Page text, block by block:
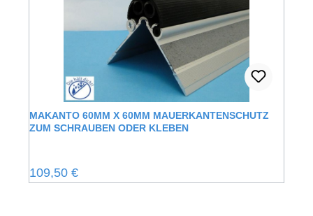
MAKANTO 60MM X 60MM MAUERKANTENSCHUTZ
ZUM SCHRAUBEN ODER KLEBEN
Regulärer Preis:
109,50 €